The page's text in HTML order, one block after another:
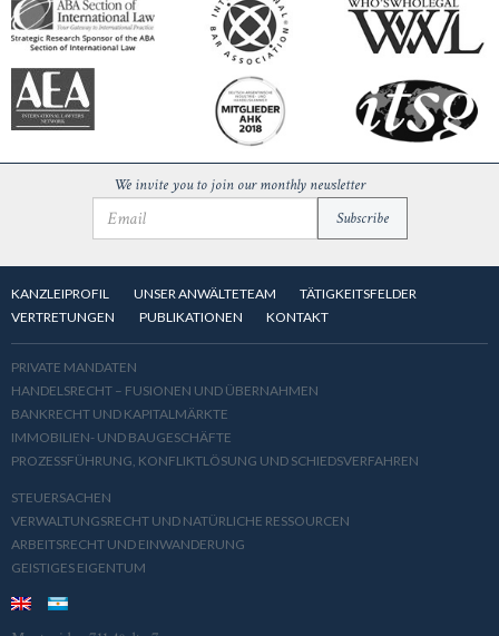
We invite you to join our monthly newsletter
KANZLEIPROFIL UNSER ANWÄLTETEAM
TÄTIGKEITSFELDER
VERTRETUNGEN
PUBLIKATIONEN KONTAKT
PRIVATE MANDATEN
HANDELSRECHT – FUSIONEN UND ÜBERNAHMEN
BANKRECHT UND KAPITALMÄRKTE
IMMOBILIEN- UND BAUGESCHÄFTE
PROZESSFÜHRUNG, KONFLIKTLÖSUNG UND SCHIEDSVERFAHREN
STEUERSACHEN
VERWALTUNGSRECHT UND NATÜRLICHE RESSOURCEN
ARBEITSRECHT UND EINWANDERUNG
GEISTIGES EIGENTUM